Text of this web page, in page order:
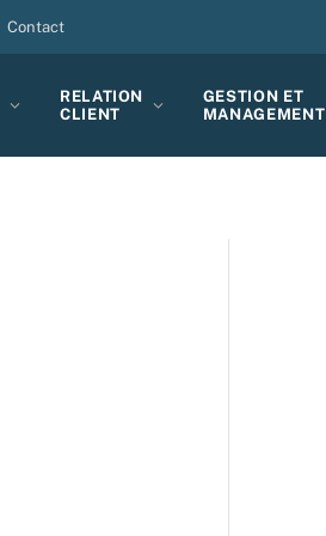
Contact
RELATION
CLIENT
GESTION ET
MANAGEMENT